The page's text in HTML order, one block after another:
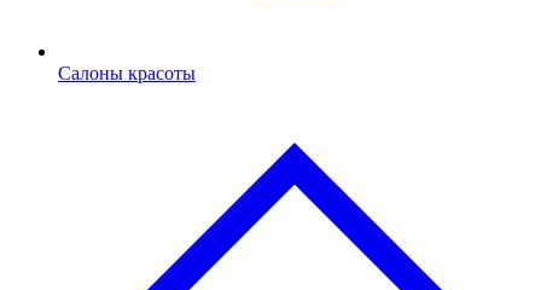
Салоны красоты